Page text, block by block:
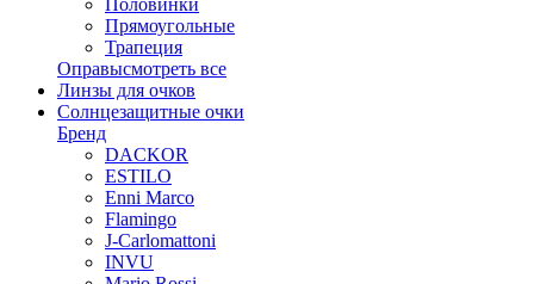
Прямоугольные
Трапеция
Оправысмотреть все
Линзы для очков
Солнцезащитные очки
Бренд
DACKOR
ESTILO
Enni Marco
Flamingo
J-Carlomattoni
INVU